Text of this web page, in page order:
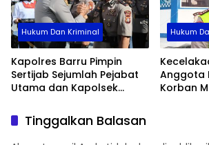
Hukum Dan Kriminal
Kapolres Barru Pimpin
Sertijab Sejumlah Pejabat
Utama dan Kapolsek
Organisasi
Hukum
Anggota
Korban
Tinggalkan Balasan